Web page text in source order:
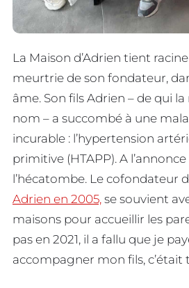
La Maison d’Adrien tient
meurtrie de son fondateur,
âme. Son fils Adrien – de qui
nom – a succombé à une
incurable : l’hypertension
primitive (HTAPP). A l’annonce
l’hécatombe. Le cofondateur
Adrien en 2005, se souvient
maisons pour accueillir les
pas en 2021, il a fallu que je
accompagner mon fils, c’était